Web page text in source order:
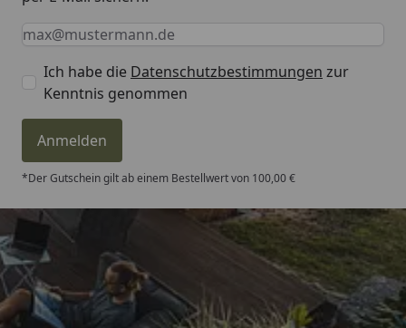
Keine Eingabe erforderlich
Eingabe erforderlich
E-Mail *
Ich habe die Datenschutzbestimmungen zur
Kenntnis genommen
Anmelden
*Der Gutschein gilt ab einem Bestellwert von 100,00 €
Trusted Shops
4,81/ 5